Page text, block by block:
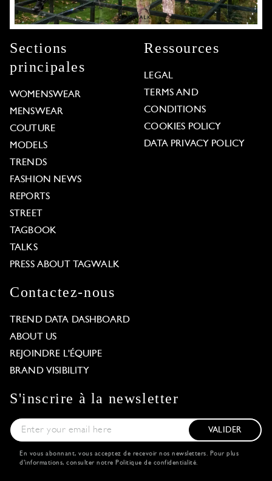
Sections
principales
WOMENSWEAR
MENSWEAR
COUTURE
MODELS
TRENDS
FASHION NEWS
REPORTS
STREET
TAGBOOK
TALKS
PRESS ABOUT TAGWALK
Ressources
LEGAL
TERMS AND
CONDITIONS
COOKIES POLICY
DATA PRIVACY POLICY
Contactez-nous
TREND DATA DASHBOARD
ABOUT US
REJOINDRE L'ÉQUIPE
BRAND VISIBILITY
S'inscrire à la newsletter
VALIDER
En vous abonnant, vous acceptez de recevoir nos newsletters. Pour plus
d'informations, consulter notre Politique de confidentialité.